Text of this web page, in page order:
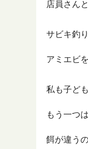
店員さん
サビキ釣
アミエビ
私も子ど
もう一つ
餌が違う